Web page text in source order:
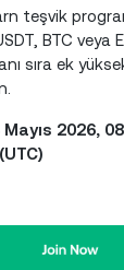
teşvik
BTC veya
sıra ek
2026,